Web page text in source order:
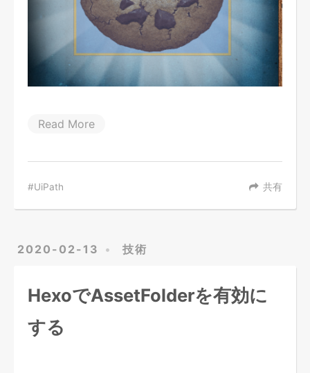
Read More
共有
UiPath
2020-02-13 技術
HexoでAssetFolderを有効に
する